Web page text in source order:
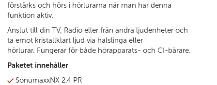
förstärks och hörs i hörlurarna när man har denna
funktion aktiv.
Anslut till din TV, Radio eller från andra ljudenheter och
ta emot kristallklart ljud via halslinga eller
hörlurar. Fungerar för både hörapparats- och CI-bärare.
Paketet innehåller
SonumaxxNX 2.4 PR